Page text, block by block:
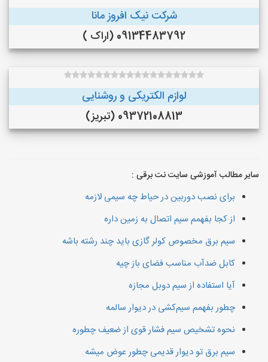
شرکت نیک افروز مانا
09134483792 (اراک )
لوازم الکتریکی و روشنایی
09372108813 (تبریز)
سایر مطالب آموزشی سایت نت برقی :
برای نصب دوربین در حیاط چه سیمی لازمه
از کجا بفهمم سیم اتصال به زمین داره
سیم برق مخصوص کولر گازی باید چند رشته باشه
کابل ضدآب مناسب فضای باز چیه
آیا استفاده از سیم دوبل مجازه
چطور بفهمم سیم‌کشی در دیوار سالمه
نحوه تشخیص سیم فشار قوی از ضعیف چطوره
سیم برق تو دیوار قدیمی چطور عوض میشه